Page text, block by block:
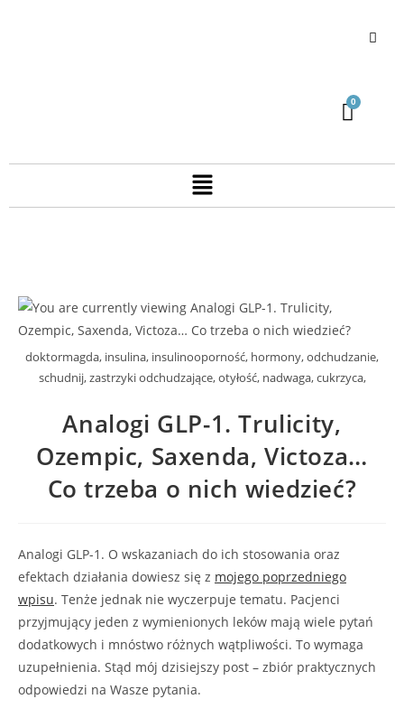
doktormagda, insulina, insulinooporność, hormony, odchudzanie,
schudnij, zastrzyki odchudzające, otyłość, nadwaga, cukrzyca,
Analogi GLP-1. Trulicity,
Ozempic, Saxenda, Victoza…
Co trzeba o nich wiedzieć?
Analogi GLP-1. O wskazaniach do ich stosowania oraz
efektach działania dowiesz się z mojego poprzedniego
wpisu. Tenże jednak nie wyczerpuje tematu. Pacjenci
przyjmujący jeden z wymienionych leków mają wiele pytań
dodatkowych i mnóstwo różnych wątpliwości. To wymaga
uzupełnienia. Stąd mój dzisiejszy post – zbiór praktycznych
odpowiedzi na Wasze pytania.